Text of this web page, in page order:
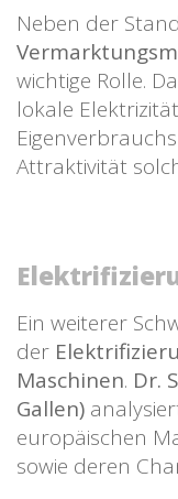
Neben der
wichtige Rolle.
lokale
Attraktivität
Ein weiterer
der
Maschinen. Dr.
Gallen)
europäischen
sowie deren